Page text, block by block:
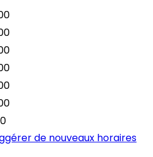
de nouveaux horaires